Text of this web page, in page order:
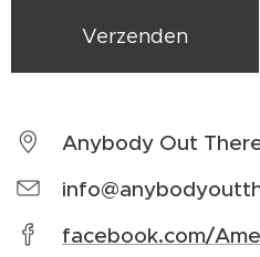
Verzenden
Anybody Out
facebook.com/